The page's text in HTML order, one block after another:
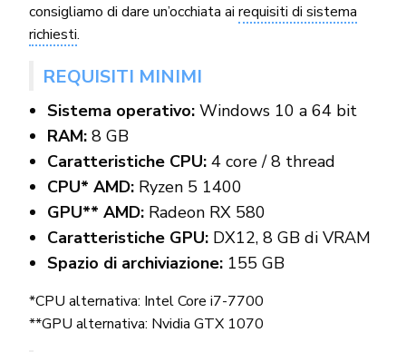
consigliamo di dare un’occhiata airequisiti di sistema
richiesti.
REQUISITI MINIMI
Sistema operativo:Windows 10 a 64 bit
RAM:8 GB
Caratteristiche CPU:4 core / 8 thread
CPU* AMD: Ryzen 5 1400
GPU** AMD:Radeon RX 580
Caratteristiche GPU: DX12, 8 GB di VRAM
Spazio di archiviazione: 155 GB
*CPU alternativa: Intel Core i7-7700
**GPU alternativa: Nvidia GTX 1070